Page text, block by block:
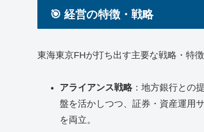
🎯 経営の特徴・戦略
東海東京FHが打ち出す主要な戦略・特
アライアンス戦略：地方銀行との
盤を活かしつつ、証券・資産運用
を両立。